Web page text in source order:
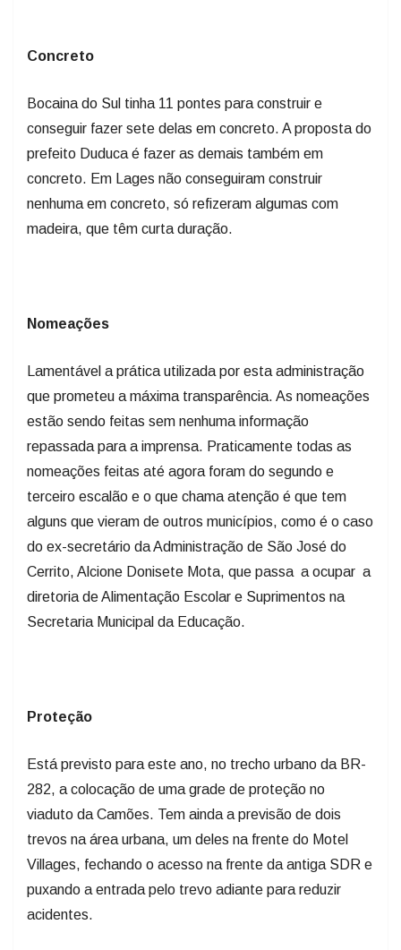
Concreto
Bocaina do Sul tinha 11 pontes para construir e
conseguir fazer sete delas em concreto. A proposta do
prefeito Duduca é fazer as demais também em
concreto. Em Lages não conseguiram construir
nenhuma em concreto, só refizeram algumas com
madeira, que têm curta duração.
Nomeações
Lamentável a prática utilizada por esta administração
que prometeu a máxima transparência. As nomeações
estão sendo feitas sem nenhuma informação
repassada para a imprensa. Praticamente todas as
nomeações feitas até agora foram do segundo e
terceiro escalão e o que chama atenção é que tem
alguns que vieram de outros municípios, como é o caso
do ex-secretário da Administração de São José do
Cerrito, Alcione Donisete Mota, que passa a ocupar a
diretoria de Alimentação Escolar e Suprimentos na
Secretaria Municipal da Educação.
Proteção
Está previsto para este ano, no trecho urbano da BR-
282, a colocação de uma grade de proteção no
viaduto da Camões. Tem ainda a previsão de dois
trevos na área urbana, um deles na frente do Motel
Villages, fechando o acesso na frente da antiga SDR e
puxando a entrada pelo trevo adiante para reduzir
acidentes.